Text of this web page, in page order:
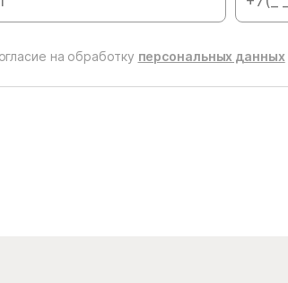
на обработку персональных данных